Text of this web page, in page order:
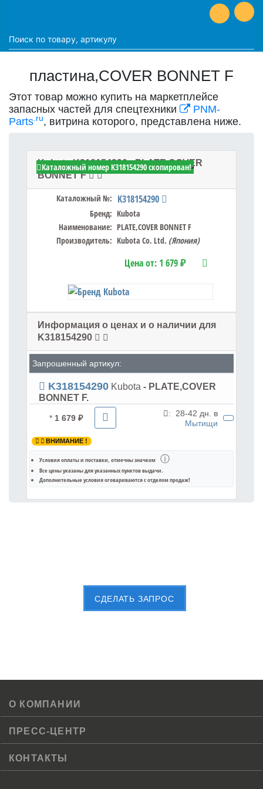
пластина,COVER BONNET F
Этот товар можно купить на маркетплейсе
запасных частей для спецтехники
PNM-
Parts.ru, витрина которого, представлена ниже.
Kubota K318154290 - PLATE,COVER
BONNET F
Каталожный №: K318154290
Бренд: Kubota
Наименование: PLATE,COVER BONNET F
Производитель: Kubota Co. Ltd. (Япония)
Цена от: 1 679 ₽
Каталожный номер K318154290 скопирован!
Информация о ценах и о наличии для
K318154290
Запрошенный артикул:
K318154290 Kubota - PLATE,COVER
BONNET F.
* 1 679 ₽ : 28-42 дн. в
Мытищи
ВНИМАНИЕ !
Условия оплаты и поставки, отмечны значком ⓘ
Все цены указаны дляуказанных пунктов выдачи.
Дополнительные условия оговариваются с отделом продаж!
CДЕЛАТЬ ЗАПРОС
О КОМПАНИИ
ПРЕСС-ЦЕНТР
КОНТАКТЫ